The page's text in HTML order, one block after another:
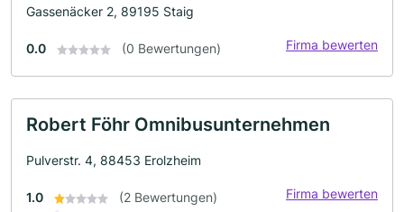
Gassenäcker 2, 89195 Staig
0.0 (0 Bewertungen) Firma bewerten
Robert Föhr Omnibusunternehmen
Pulverstr. 4, 88453 Erolzheim
1.0 (2 Bewertungen) Firma bewerten